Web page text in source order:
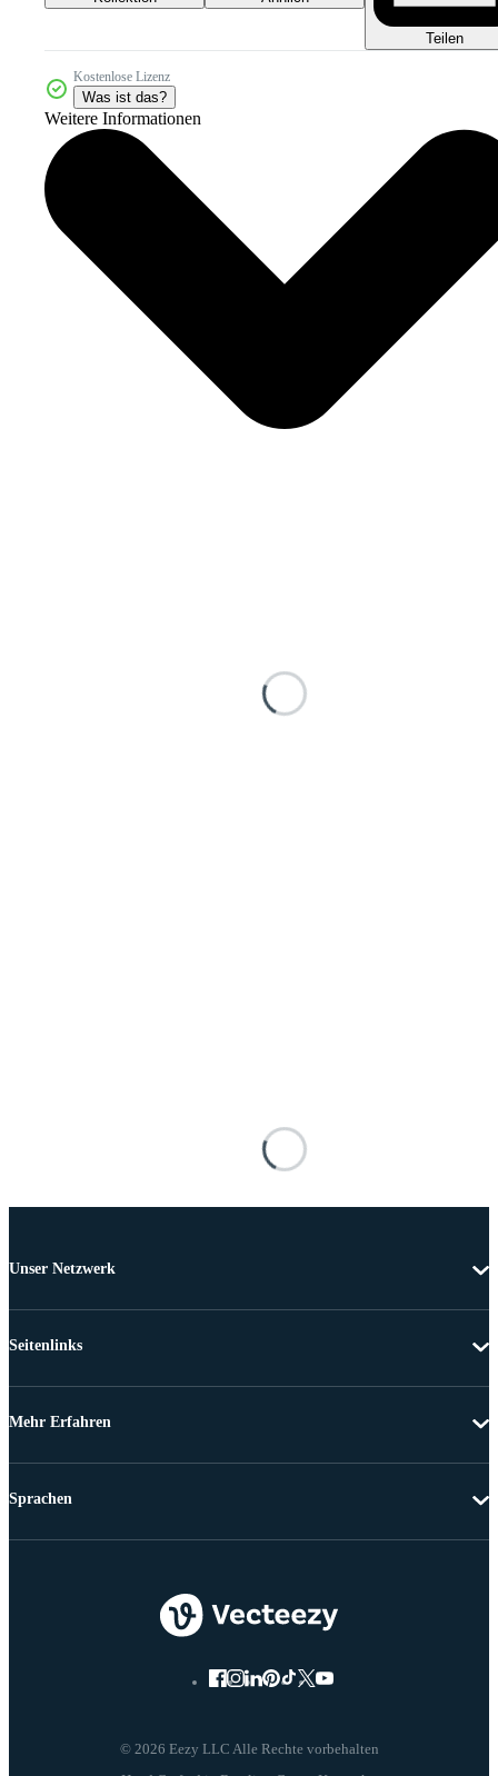
Teilen
Kostenlose Lizenz
Was ist das?
Weitere Informationen
Unser Netzwerk
Seitenlinks
Mehr Erfahren
© 2026 Eezy LLC Alle Rechte vorbehalten
Sprachen